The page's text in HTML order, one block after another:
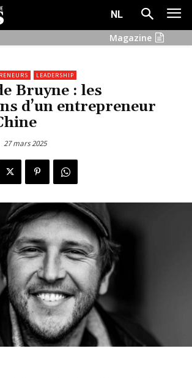
NL
Magazine
LEADERSHIP
Bruyne : les
d’un entrepreneur
27 mars 2025